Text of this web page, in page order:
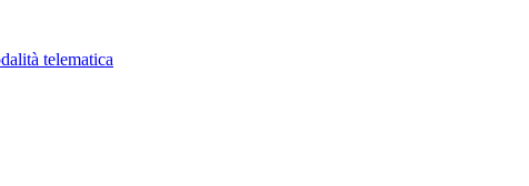
telematica